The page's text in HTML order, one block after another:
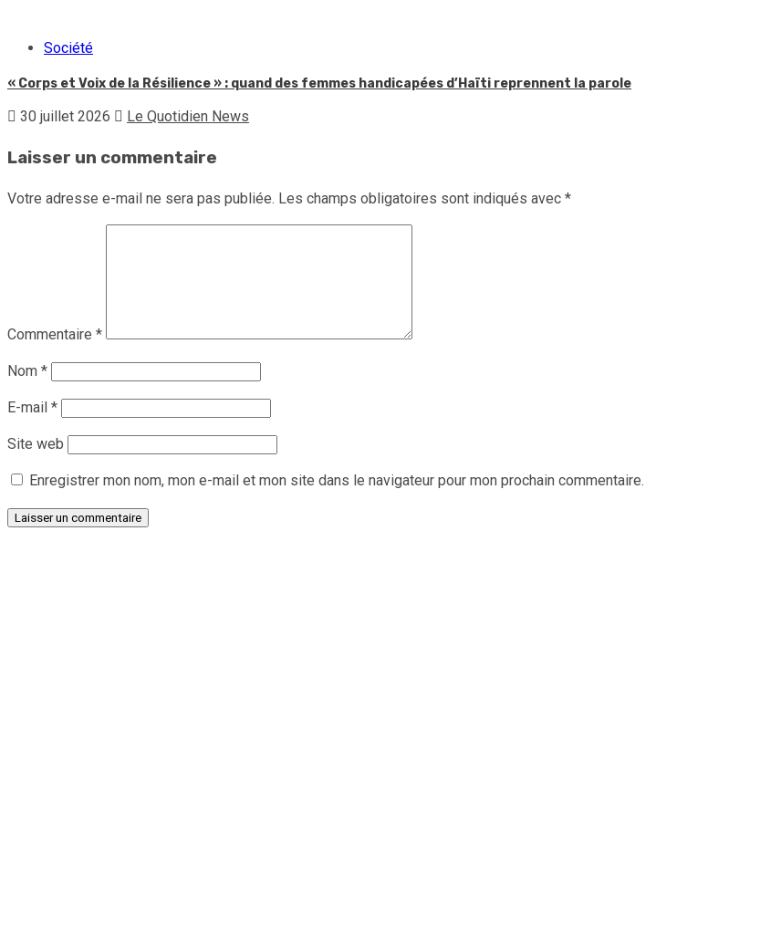
Société
« Corps et Voix de la Résilience » : quand des femmes handicapées d’Haïti reprennent la parole
30 juillet 2026 Le Quotidien News
Laisser un commentaire
Votre adresse e-mail ne sera pas publiée. Les champs obligatoires sont indiqués avec *
Commentaire *
Nom *
E-mail *
Site web
Enregistrer mon nom, mon e-mail et mon site dans le navigateur pour mon prochain commentaire.